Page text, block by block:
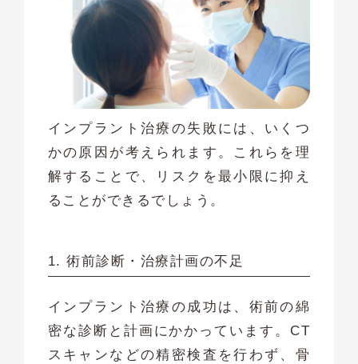
インプラント治療の失敗には、いくつ
かの原因が考えられます。これらを理
解することで、リスクを最小限に抑え
ることができるでしょう。
1. 術前診断・治療計画の不足
インプラント治療の成功は、術前の綿
密な診断と計画にかかっています。CT
スキャンなどの精密検査を行わず、骨